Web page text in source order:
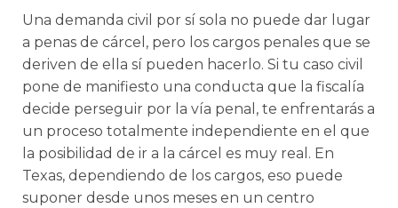
Una demanda civil por sí sola no puede dar lugar
a penas de cárcel, pero los cargos penales que se
deriven de ella sí pueden hacerlo. Si tu caso civil
pone de manifiesto una conducta que la fiscalía
decide perseguir por la vía penal, te enfrentarás a
un proceso totalmente independiente en el que
la posibilidad de ir a la cárcel es muy real. En
Texas, dependiendo de los cargos, eso puede
suponer desde unos meses en un centro